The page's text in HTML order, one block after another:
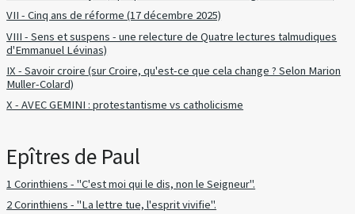
VII - Cinq ans de réforme (17 décembre 2025)
VIII - Sens et suspens - une relecture de Quatre lectures talmudiques
d'Emmanuel Lévinas)
IX - Savoir croire (sur Croire, qu'est-ce que cela change ? Selon Marion
Muller-Colard)
X - AVEC GEMINI : protestantisme vs catholicisme
Epîtres de Paul
1 Corinthiens - "C'est moi qui le dis, non le Seigneur".
2 Corinthiens - "La lettre tue, l'esprit vivifie".